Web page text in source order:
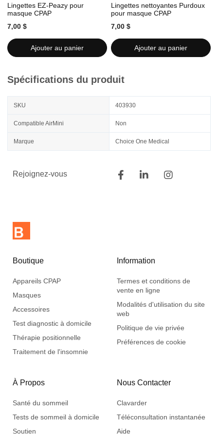
Lingettes EZ-Peazy pour
masque CPAP
7,00 $
Ajouter au panier
Lingettes nettoyantes Purdoux
pour masque CPAP
7,00 $
Ajouter au panier
Spécifications du produit
SKU 403930
Compatible AirMini Non
Marque Choice One Medical
Rejoignez-vous
Boutique
Appareils CPAP
Masques
Accessoires
Test diagnostic à domicile
Thérapie positionnelle
Traitement de l'insomnie
Information
Termes et conditions de
vente en ligne
Modalités d'utilisation du site
web
Politique de vie privée
Préférences de cookie
À Propos
Santé du sommeil
Tests de sommeil à domicile
Soutien
Nous Contacter
Clavarder
Téléconsultation instantanée
Aide